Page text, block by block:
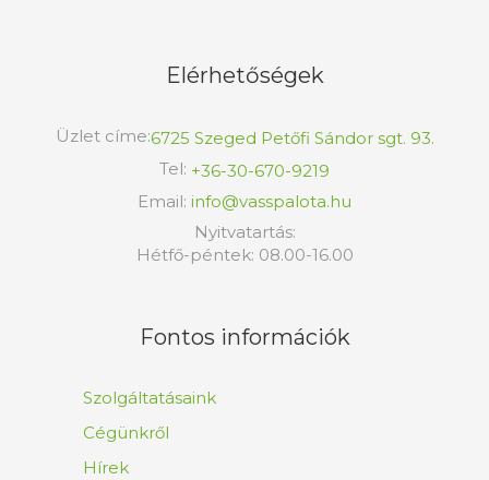
Elérhetőségek
Üzlet címe:6725 Szeged Petőfi Sándor sgt. 93.
Tel: +36-30-670-9219
Email: info@vasspalota.hu
Nyitvatartás:
Hétfő-péntek: 08.00-16.00
Fontos információk
Szolgáltatásaink
Cégünkről
Hírek